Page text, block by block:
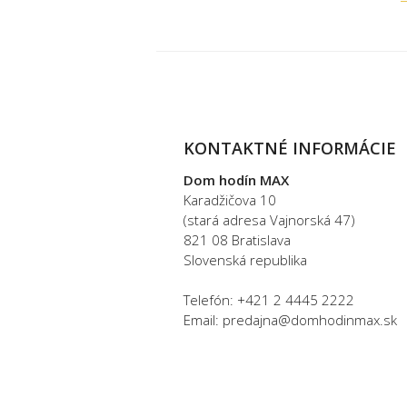
KONTAKTNÉ INFORMÁCIE
Dom hodín MAX
Karadžičova 10
(stará adresa Vajnorská 47)
821 08 Bratislava
Slovenská republika
Telefón: +421 2 4445 2222
Email: predajna@domhodinmax.sk